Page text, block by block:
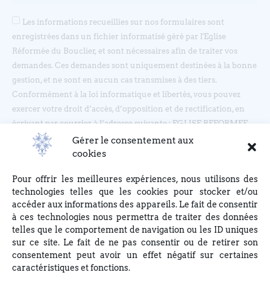
Gérer le consentement aux
cookies
Pour offrir les meilleures expériences, nous utilisons des
technologies telles que les cookies pour stocker et/ou
accéder aux informations des appareils. Le fait de consentir
à ces technologies nous permettra de traiter des données
telles que le comportement de navigation ou les ID uniques
sur ce site. Le fait de ne pas consentir ou de retirer son
consentement peut avoir un effet négatif sur certaines
caractéristiques et fonctions.
Les informations recueillies sur nos formulaires sont
enregistrées dans un fichier informatisé géré par l'Eglise
Réformée du Bouclier, et sont nécessaires afin de traiter vos
demandes. Ces demandes sont uniquement destinées à la bonne
gestion, et ne sont en aucun cas transmises à des tiers.
Conformément à la loi informatique et libertés, vous pouvez
exercer votre droit d’accès, d’opposition et de rectification, en
écrivant par courrier à l’adresse suivante : EGLISE REFORMEE
DU BOUCLIER, 4 rue du Bouclier, 67000 STRASBOURG ou en
écrivant à eglise(at)lebouclier.fr
Je m'abonne